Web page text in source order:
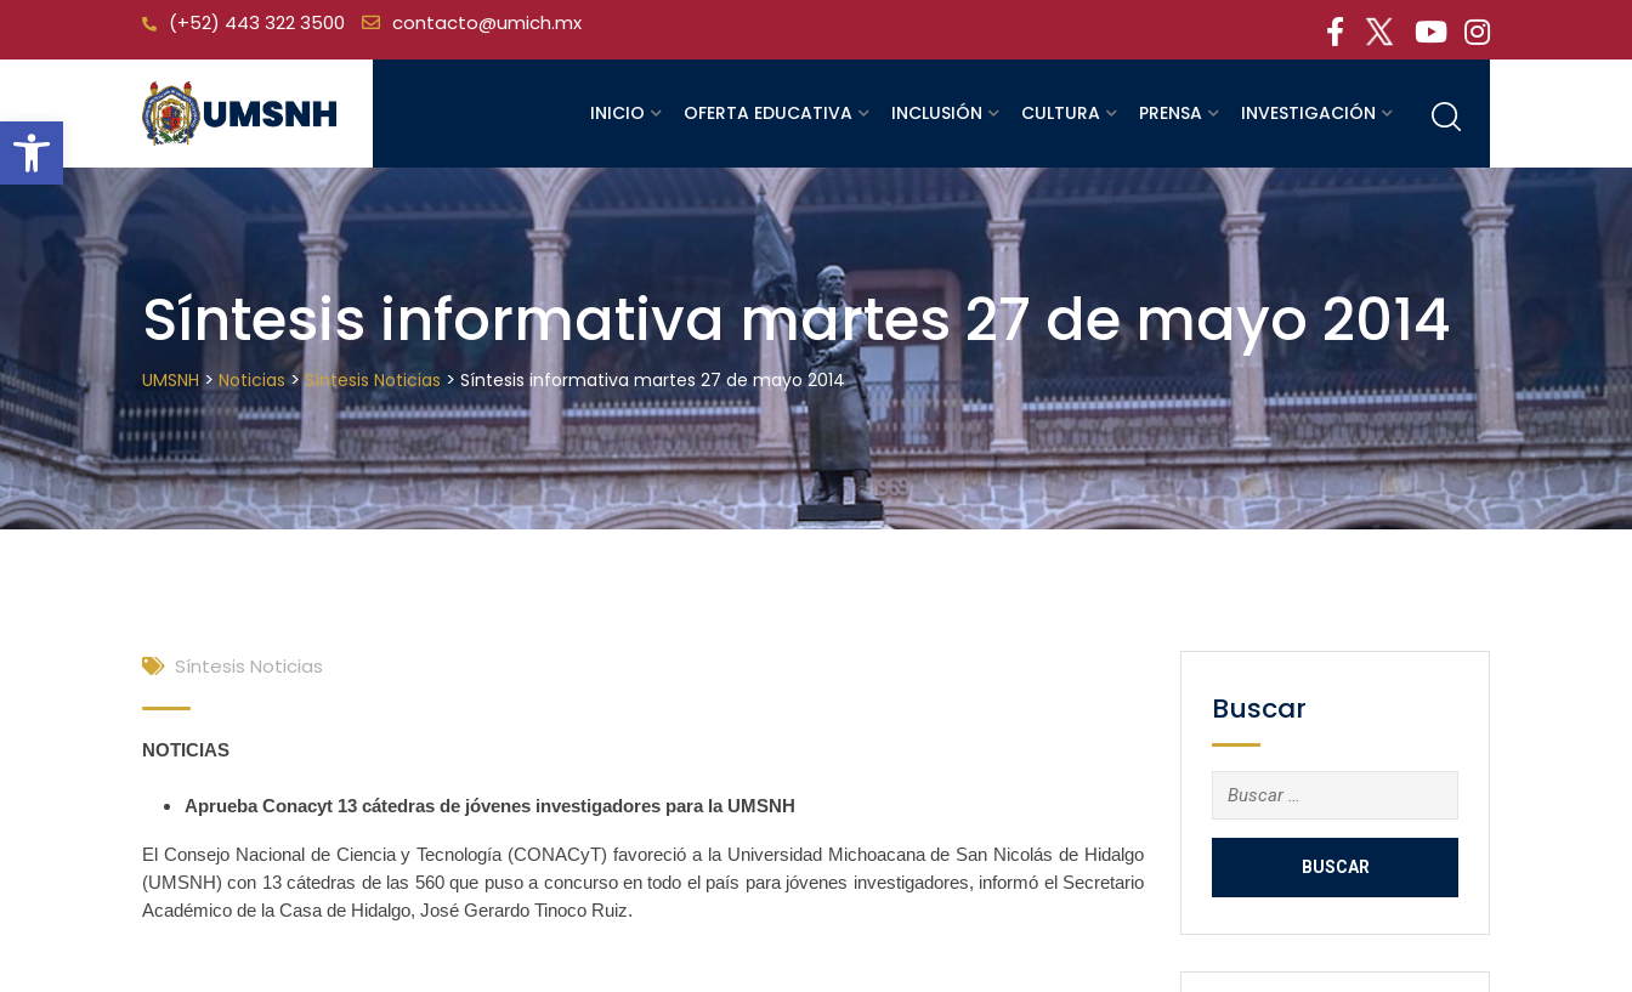
Open toolbar
(+52) 443 322 3500 contacto@umich.mx
INICIO OFERTA EDUCATIVA INCLUSIÓN CULTURA PRENSA INVESTIGACIÓN
Síntesis informativa martes 27 de mayo 2014
UMSNH > Noticias>Síntesis Noticias > Síntesis informativa martes 27 de mayo 2014
Síntesis Noticias
NOTICIAS
Aprueba Conacyt 13 cátedras de jóvenes investigadores para la UMSNH
El Consejo Nacional de Ciencia y Tecnología (CONACyT) favoreció a la Universidad Michoacana de San Nicolás de Hidalgo
(UMSNH) con 13 cátedras de las 560 que puso a concurso en todo el país para jóvenes investigadores, informó el Secretario
Académico de la Casa de Hidalgo, José Gerardo Tinoco Ruiz.
Buscar
Buscar: